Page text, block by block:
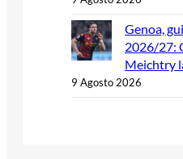
Genoa,
2026/27:
Meichtry
9 Agosto 2026